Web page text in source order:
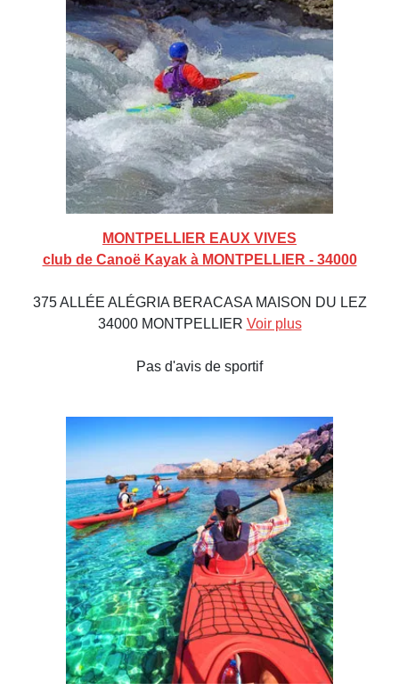
MONTPELLIER EAUX VIVES
club de Canoë Kayak à MONTPELLIER - 34000
375 ALLÉE ALÉGRIA BERACASA MAISON DU LEZ
34000 MONTPELLIER Voir plus
Pas d'avis de sportif